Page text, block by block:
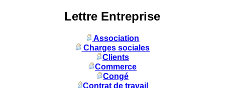
Lettre Entreprise
Association
Charges sociales
Clients
Commerce
Congé
Contrat de travail